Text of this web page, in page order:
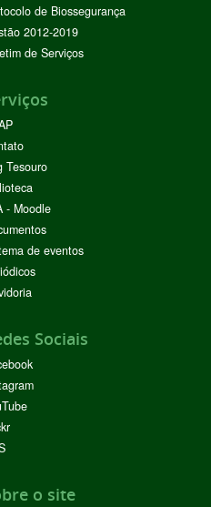
de Biossegurança
2012-2019
de Serviços
Tesouro
- Moodle
de eventos
Sociais
o site